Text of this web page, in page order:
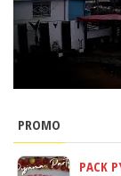
PROMO
PACK